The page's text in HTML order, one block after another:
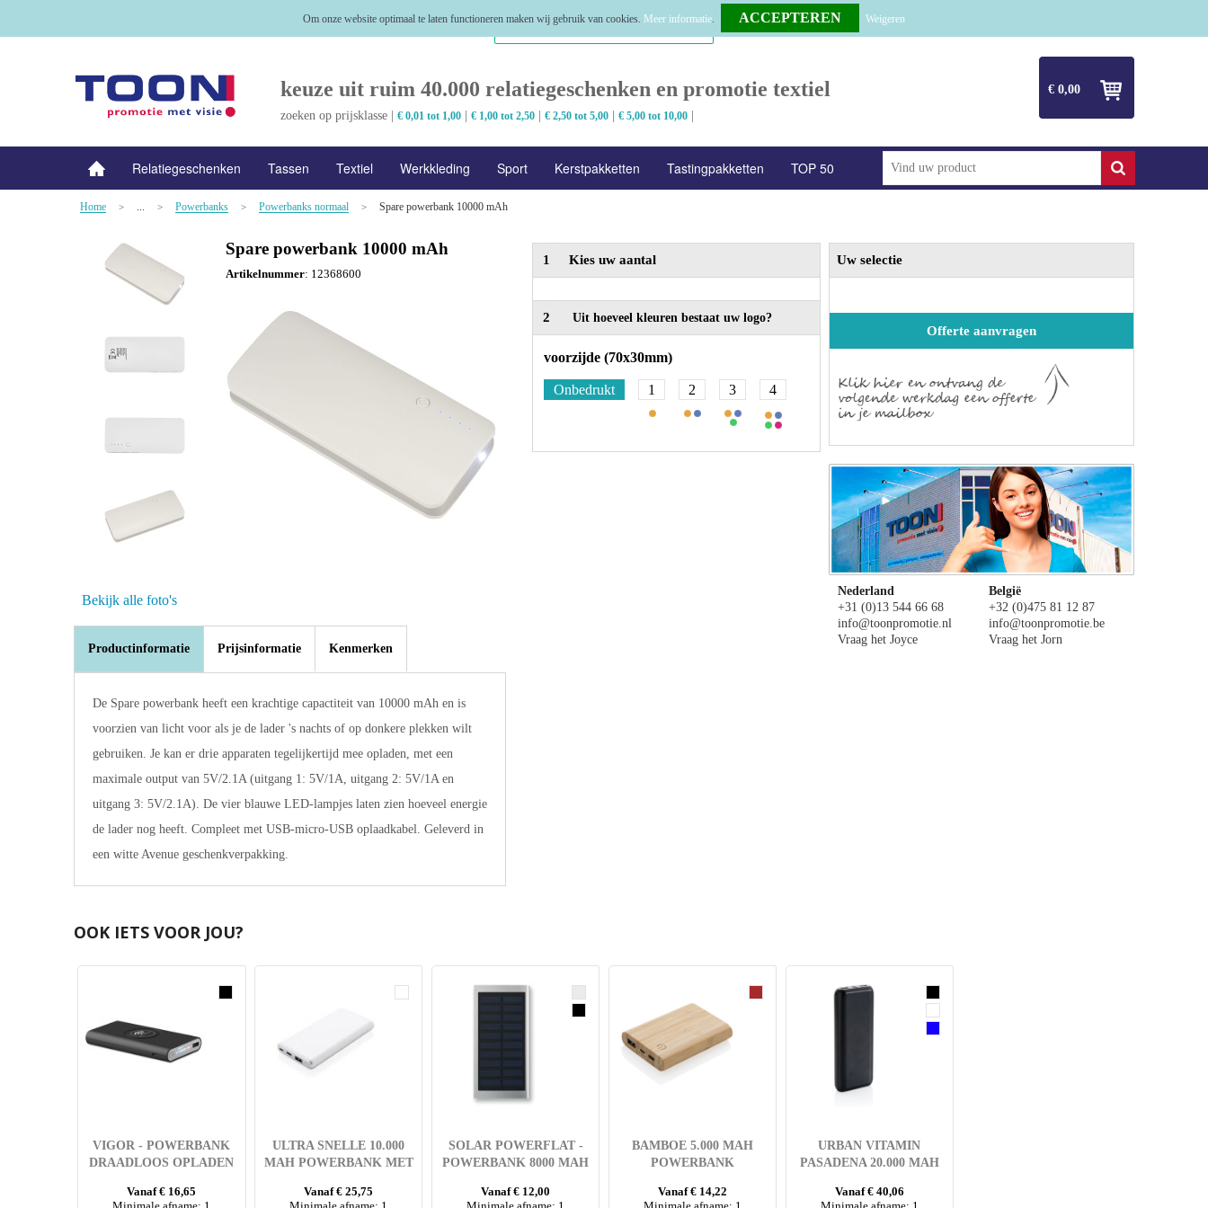
keuze uit ruim 40.000 relatiegeschenken en promotie textiel
zoeken op prijsklasse | € 0,01 tot 1,00| € 1,00 tot 2,50| € 2,50 tot 5,00| € 5,00 tot 10,00|
€ 0,00
Relatiegeschenken Tassen Textiel Werkkleding Sport Kerstpakketten Tastingpakketten TOP 50
NIEUW Alle categorieën
Home > ... > Powerbanks > Powerbanks normaal > Spare powerbank 10000 mAh
Bekijk alle foto's
Spare powerbank 10000 mAh
Artikelnummer: 12368600
1 Kies uw aantal
2 Uit hoeveel kleuren bestaat uw logo?
voorzijde (70x30mm)
Onbedrukt 1 2 3 4
Uw selectie
Offerte aanvragen
Nederland
+31 (0)13 544 66 68
info@toonpromotie.nl
Vraag het Joyce
België
+32 (0)475 81 12 87
info@toonpromotie.be
Vraag het Jorn
Productinformatie Prijsinformatie Kenmerken
De Spare powerbank heeft een krachtige capactiteit van 10000 mAh en is
voorzien van licht voor als je de lader 's nachts of op donkere plekken wilt
gebruiken. Je kan er drie apparaten tegelijkertijd mee opladen, met een
maximale output van 5V/2.1A (uitgang 1: 5V/1A, uitgang 2: 5V/1A en
uitgang 3: 5V/2.1A). De vier blauwe LED-lampjes laten zien hoeveel energie
de lader nog heeft. Compleet met USB-micro-USB oplaadkabel. Geleverd in
een witte Avenue geschenkverpakking.
OOK IETS VOOR JOU?
VIGOR - POWERBANK
DRAADLOOS OPLADEN
Vanaf € 16,65
ULTRA SNELLE 10.000
MAH POWERBANK MET
Vanaf € 25,75
SOLAR POWERFLAT -
POWERBANK 8000 MAH
Vanaf € 12,00
BAMBOE 5.000 MAH
POWERBANK
Vanaf € 14,22
URBAN VITAMIN
PASADENA 20.000 MAH
Vanaf € 40,06
Om onze website optimaal te laten functioneren maken wij gebruik van cookies. Meer informatie. Weigeren